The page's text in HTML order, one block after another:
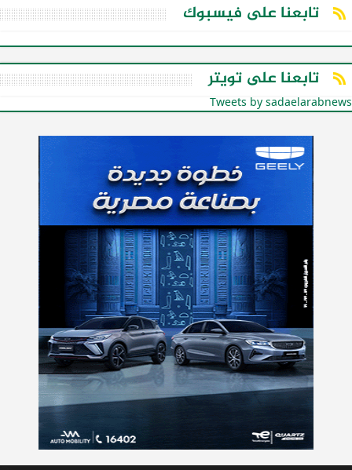
تابعنا على فيسبوك
تابعنا على تويتر
Tweets by sadaelarabnews